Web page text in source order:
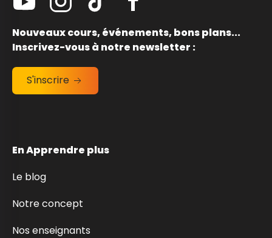
Nouveaux cours, événements, bons plans...
Inscrivez-vous à notre newsletter :
S'inscrire
En Apprendre plus
Le blog
Notre concept
Nos enseignants